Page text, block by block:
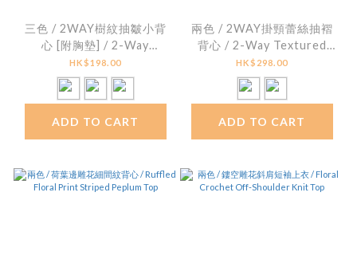
三色 / 2WAY樹紋抽皺小背
心 [附胸墊] / 2-Way
Crinkled Smocked Bra
Top [With Bra Pads]
HK$198.00
ADD TO CART
兩色 / 2WAY掛頸蕾絲抽褶
背心 / 2-Way Textured
Lace Ruched Halter Top
HK$298.00
ADD TO CART